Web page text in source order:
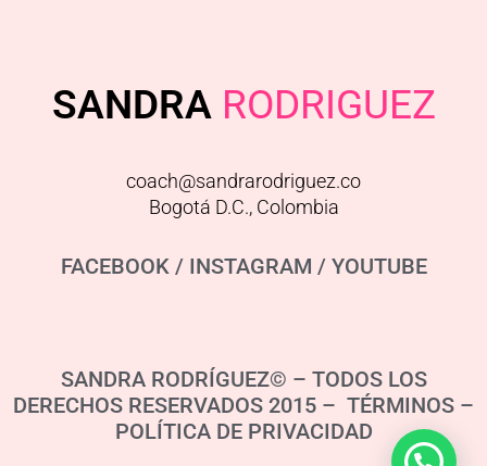
SANDRA RODRIGUEZ
coach@sandrarodriguez.co
Bogotá D.C., Colombia
FACEBOOK / INSTAGRAM / YOUTUBE
SANDRA RODRÍGUEZ© – TODOS LOS
DERECHOS RESERVADOS 2015 – TÉRMINOS –
POLÍTICA DE PRIVACIDAD